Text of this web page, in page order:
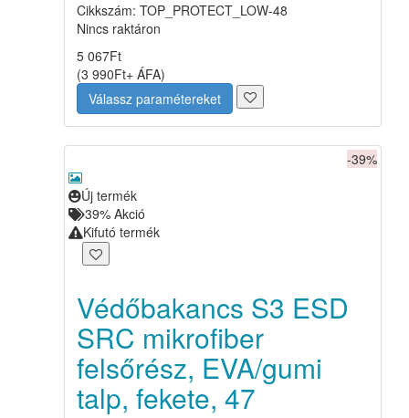
Cikkszám: TOP_PROTECT_LOW-48
Nincs raktáron
5 067Ft
(3 990Ft+ ÁFA)
Válassz paramétereket
-39%
Új termék
39% Akció
Kifutó termék
Védőbakancs S3 ESD
SRC mikrofiber
felsőrész, EVA/gumi
talp, fekete, 47